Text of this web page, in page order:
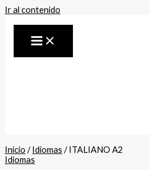
Ir al contenido
Inicio /Idiomas / ITALIANO A2
Idiomas